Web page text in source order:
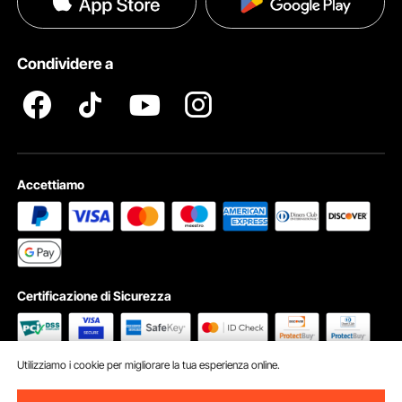
Guida & Domande Frequenti
Condividere a
Accettiamo
Certificazione di Sicurezza
Utilizziamo i cookie per migliorare la tua esperienza online.